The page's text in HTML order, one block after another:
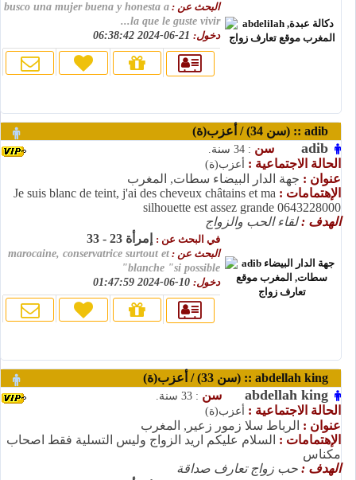
البحث عن : busco una mujer buena y honesta a
la que le guste vivir...
دخول:
adib سن : 34 سنة.
الحالة الاجتماعية : أعزب(ة)
عنوان : جهة الدار البيضاء سطات, المغرب
الإهتمامات : Je suis blanc de teint, j'ai des cheveux châtains et ma
silhouette est assez grande 0643228000
الهدف :لقاء الحب والزواج
في البحث عن : إمرأة 23 - 33
البحث عن : marocaine, conservatrice surtout et
blanche "si possible"
دخول:
abdellah king سن : 33 سنة.
الحالة الاجتماعية : أعزب(ة)
عنوان : الرباط سلا زمور زعير, المغرب
الإهتمامات : السلام عليكم اريد الزواج وليس التسلية فقط اصحاب
مكناس
الهدف : حب زواج تعارف صداقة